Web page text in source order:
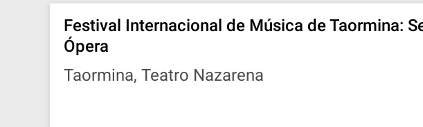
Festival Internacional de Música de Taormina:
Ópera
Taormina, Teatro Nazarena